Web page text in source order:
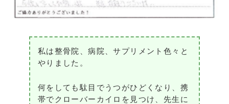
私は整骨院、病院、サプリメント色々と
やりました。
何をしても駄目でうつがひどくなり、携
帯でクローバーカイロを見つけ、先生に